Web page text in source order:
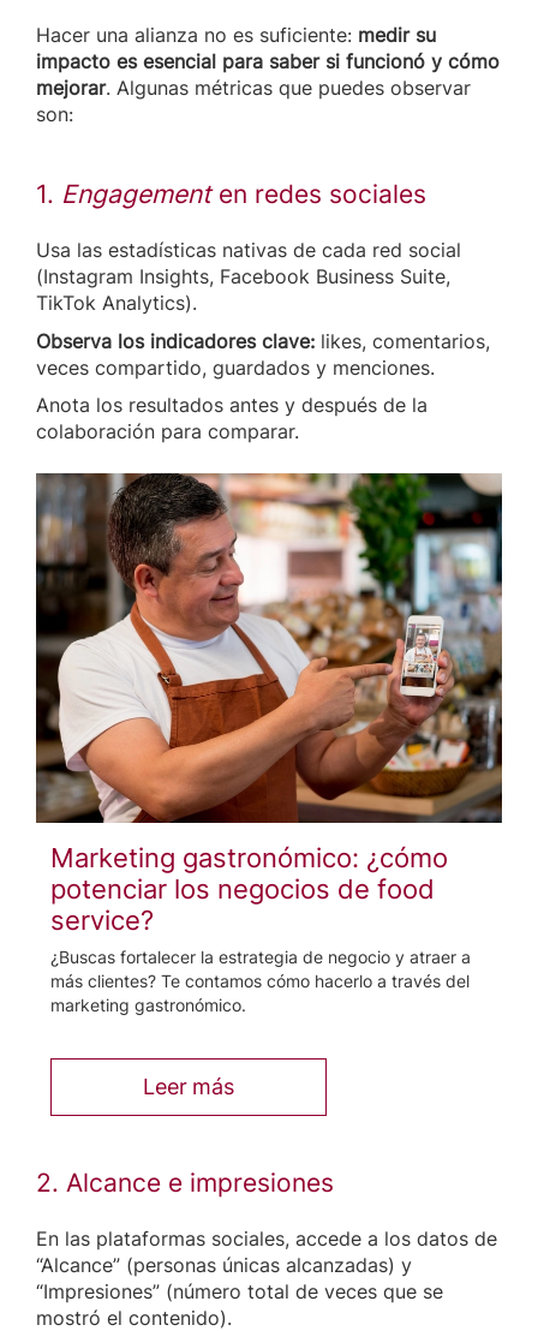
Hacer una alianza no es suficiente: medir su
impacto es esencial para saber si funcionó y cómo
mejorar. Algunas métricas que puedes observar
son:
1. Engagementen redes sociales
Usa las estadísticas nativas de cada red social
(Instagram Insights, Facebook Business Suite,
TikTok Analytics).
Observa los indicadores clave: likes, comentarios,
veces compartido, guardados y menciones.
Anota los resultados antes y después de la
colaboración para comparar.
Marketing gastronómico: ¿cómo
potenciar los negocios de food
service?
¿Buscas fortalecer la estrategia de negocio y atraer a
más clientes? Te contamos cómo hacerlo a través del
marketing gastronómico.
Leer más
2. Alcance e impresiones
En las plataformas sociales, accede a los datos de
“Alcance” (personas únicas alcanzadas) y
“Impresiones” (número total de veces que se
mostró el contenido).